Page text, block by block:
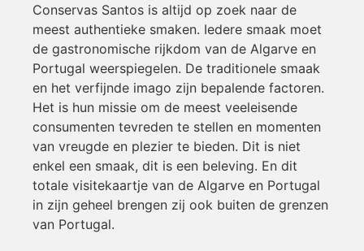
Conservas Santos is altijd op zoek naar de
meest authentieke smaken. Iedere smaak moet
de gastronomische rijkdom van de Algarve en
Portugal weerspiegelen. De traditionele smaak
en het verfijnde imago zijn bepalende factoren.
Het is hun missie om de meest veeleisende
consumenten tevreden te stellen en momenten
van vreugde en plezier te bieden. Dit is niet
enkel een smaak, dit is een beleving. En dit
totale visitekaartje van de Algarve en Portugal
in zijn geheel brengen zij ook buiten de grenzen
van Portugal.